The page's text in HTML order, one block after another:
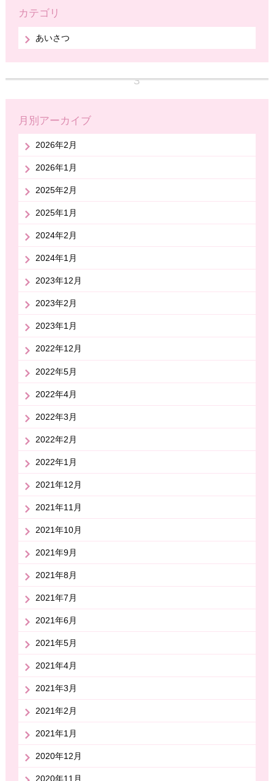
カテゴリ
あいさつ
月別アーカイブ
2026年2月
2026年1月
2025年2月
2025年1月
2024年2月
2024年1月
2023年12月
2023年2月
2023年1月
2022年12月
2022年5月
2022年4月
2022年3月
2022年2月
2022年1月
2021年12月
2021年11月
2021年10月
2021年9月
2021年8月
2021年7月
2021年6月
2021年5月
2021年4月
2021年3月
2021年2月
2021年1月
2020年12月
2020年11月